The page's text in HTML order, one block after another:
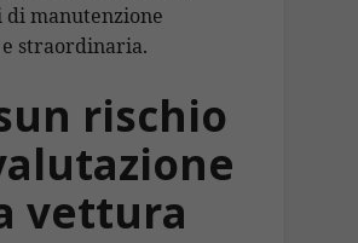
manutenzione
straordinaria.
rischio
vettura